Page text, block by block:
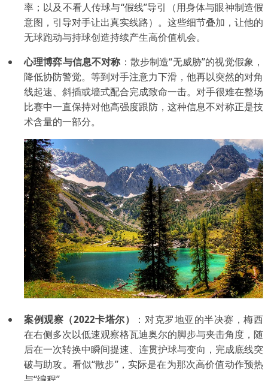
率；以及不看人传球与“假线”导引（用身体与眼神制造假
意图，引导对手让出真实线路）。这些细节叠加，让他的
无球跑动与持球创造持续产生高价值机会。
心理博弈与信息不对称 ：散步制造“无威胁”的视觉假象，
降低协防警觉。等到对手注意力下滑，他再以突然的对角
线起速、斜插或墙式配合完成致命一击。对手很难在整场
比赛中一直保持对他高强度跟防，这种信息不对称正是技
术含量的一部分。
案例观察（2022卡塔尔）
：对克罗地亚的半决赛，梅西
在右侧多次以低速观察格瓦迪奥尔的脚步与夹击角度，随
后在一次转换中瞬间提速、连贯护球与变向，完成底线突
破与助攻。看似“散步”，实际是在为那次高价值动作预热